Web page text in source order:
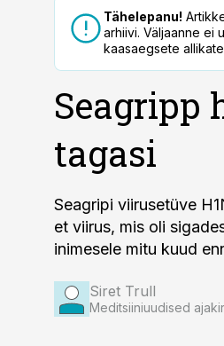
Tähelepanu!
arhiivi. Väljaanne ei
kaasaegsete
Seagripp
tagasi
Seagripi viirusetüve
et viirus, mis oli
inimesele mitu kuud
Siret Trull
Meditsiiniuudised